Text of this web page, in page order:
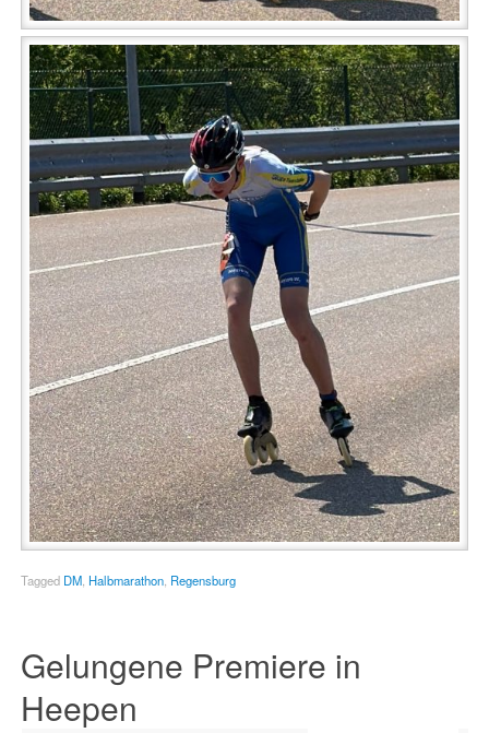
Tagged DM, Halbmarathon, Regensburg
Gelungene Premiere in
Heepen